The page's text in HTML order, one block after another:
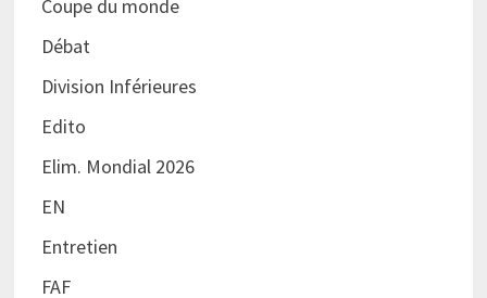
Coupe du monde
Débat
Division Inférieures
Edito
Elim. Mondial 2026
EN
Entretien
FAF